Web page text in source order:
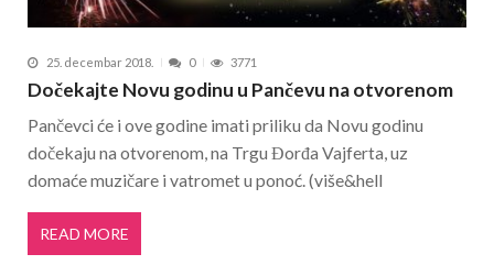
25. decembar 2018. 0 3771
Dočekajte Novu godinu u Pančevu na otvorenom
Pančevci će i ove godine imati priliku da Novu godinu
dočekaju na otvorenom, na Trgu Đorđa Vajferta, uz
domaće muzičare i vatromet u ponoć. (više&hell
READ MORE